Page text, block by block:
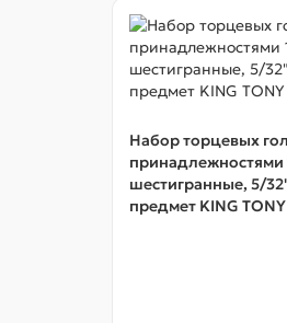
Набор торцевых
принадлежностями
шестигранные, 5/
предмет KING TONY